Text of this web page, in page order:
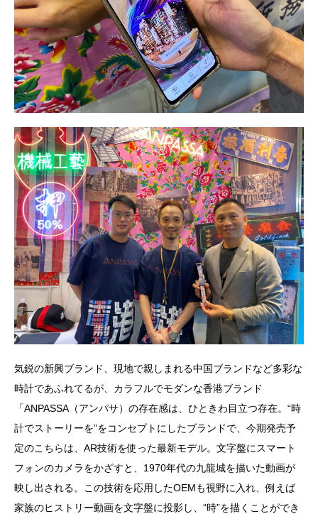
気鋭の新興ブランド、現地で親しまれる中国ブランドなど多彩な
時計であふれてるが、カラフルでモダンな香港ブランド
「ANPASSA（アンパサ）の存在感は、ひときわ目立つ存在。“時
計でストーリーを”をコンセプトにしたブランドで、今期発売予
定のこちらは、AR技術を使った最新モデル。文字盤にスマート
フォンのカメラをかざすと、1970年代の九龍城を描いた動画が
映し出される。この技術を応用したOEMも視野に入れ、例えば
家族のヒストリー動画を文字盤に投影し、“時”を描くことができ